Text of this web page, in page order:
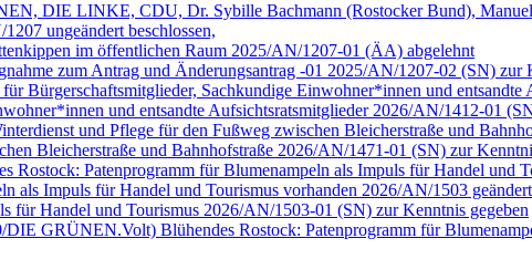
DIE LINKE, CDU, Dr. Sybille Bachmann (Rostocker Bund),
ungeändert beschlossen,
im öffentlichen Raum 2025/AN/1207-01 (ÄA) abgelehnt
zum Antrag und Änderungsantrag -01 2025/AN/1207-02 (SN) zur
Bürgerschaftsmitglieder, Sachkundige Einwohner*innen und
und entsandte Aufsichtsratsmitglieder 2026/AN/1412-01
und Pflege für den Fußweg zwischen Bleicherstraße und
Bleicherstraße und Bahnhofstraße 2026/AN/1471-01 (SN) zur
Patenprogramm für Blumenampeln als Impuls für Handel und
als Impuls für Handel und Tourismus vorhanden 2026/AN/1503 geändert
für Handel und Tourismus 2026/AN/1503-01 (SN) zur Kenntnis gegeben
GRÜNEN.Volt) Blühendes Rostock: Patenprogramm für